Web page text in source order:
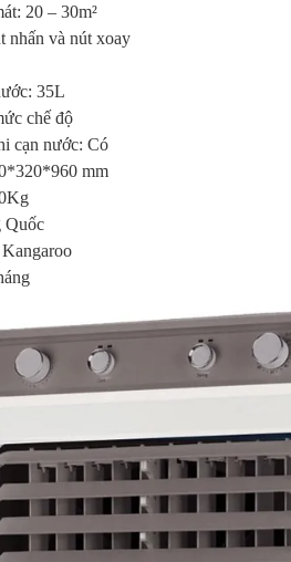
20 – 30m²
nhấn và nút xoay
35L
chế độ
cạn nước: Có
mm
Quốc